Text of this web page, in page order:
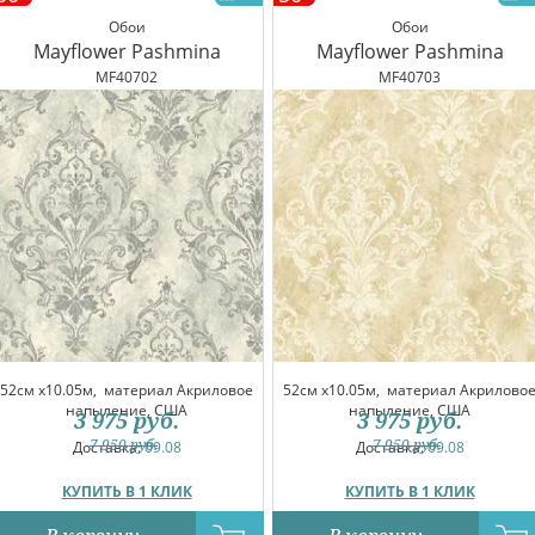
Обои
Mayflower Pashmina
MF40702
52см x10.05м, материал Акриловое
напыление, США
Доставка:09.08
КУПИТЬ В 1 КЛИК
7 950руб.
3 975 руб.
Обои
Mayflower Pashmina
MF40703
52см x10.05м, материал Акриловое
напыление, США
Доставка:09.08
КУПИТЬ В 1 КЛИК
7 950руб.
3 975 руб.